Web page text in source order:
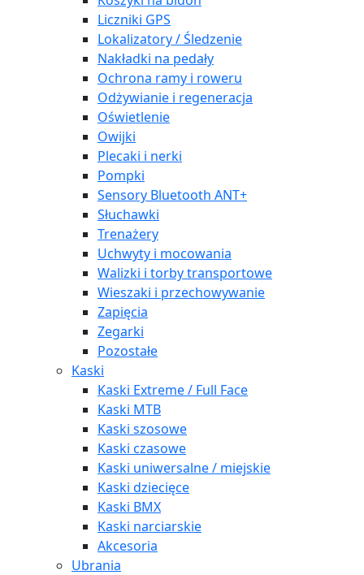
Liczniki GPS
Lokalizatory / Śledzenie
Nakładki na pedały
Ochrona ramy i roweru
Odżywianie i regeneracja
Oświetlenie
Owijki
Plecaki i nerki
Pompki
Sensory Bluetooth ANT+
Słuchawki
Trenażery
Uchwyty i mocowania
Walizki i torby transportowe
Wieszaki i przechowywanie
Zapięcia
Zegarki
Pozostałe
Kaski
Kaski Extreme / Full Face
Kaski MTB
Kaski szosowe
Kaski czasowe
Kaski uniwersalne / miejskie
Kaski dziecięce
Kaski BMX
Kaski narciarskie
Akcesoria
Ubrania